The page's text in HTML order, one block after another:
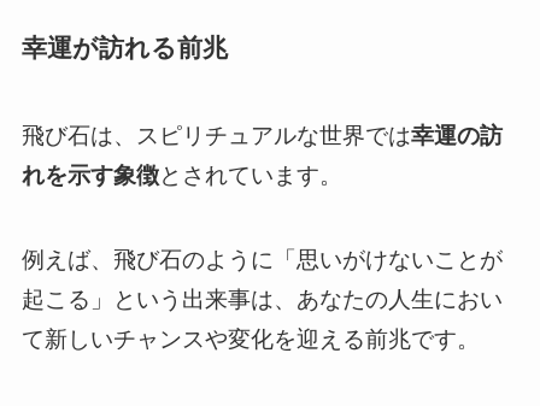
幸運が訪れる前兆
飛び石は、スピリチュアルな世界では幸運の訪
れを示す象徴とされています。
例えば、飛び石のように「思いがけないことが
起こる」という出来事は、あなたの人生におい
て新しいチャンスや変化を迎える前兆です。